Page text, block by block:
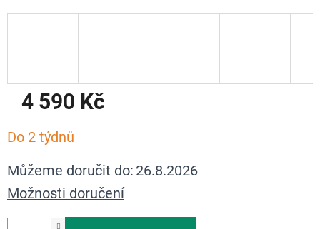
4 590 Kč
cena:
Do 2 týdnů
Můžeme doručit do: 26.8.2026
Možnosti doručení